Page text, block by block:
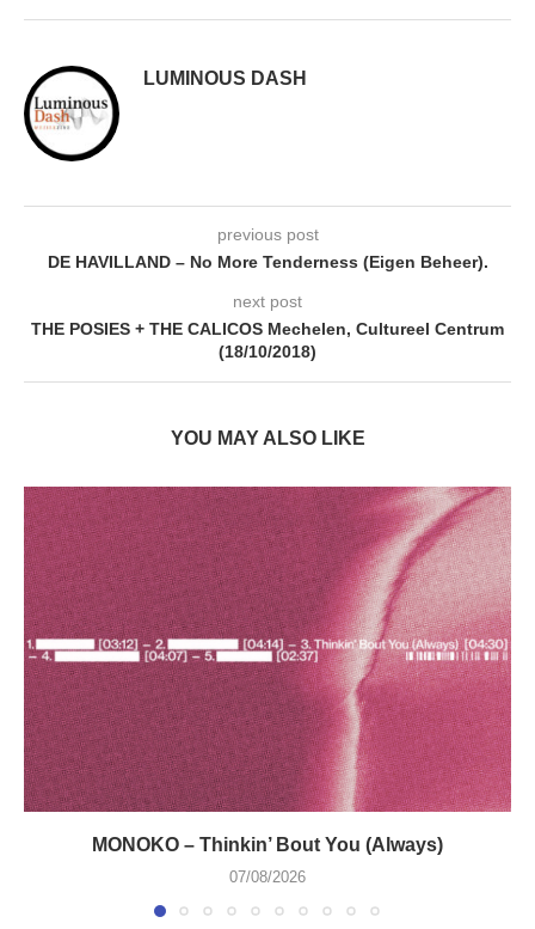
LUMINOUS DASH
previous post
DE HAVILLAND – No More Tenderness (Eigen Beheer).
next post
THE POSIES + THE CALICOS Mechelen, Cultureel Centrum
(18/10/2018)
YOU MAY ALSO LIKE
MONOKO – Thinkin’ Bout You (Always)
07/08/2026